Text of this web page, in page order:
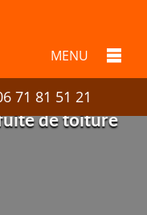
MENU
71 81 51 21
de toiture